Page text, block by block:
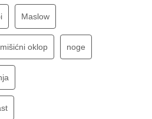
Maslow
mišićni oklop noge